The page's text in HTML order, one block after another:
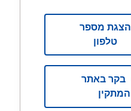
הצגת מספר
טלפון
בקר באתר
המתקין